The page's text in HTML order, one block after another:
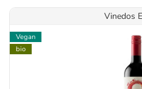
Vinedos
Vegan
bio